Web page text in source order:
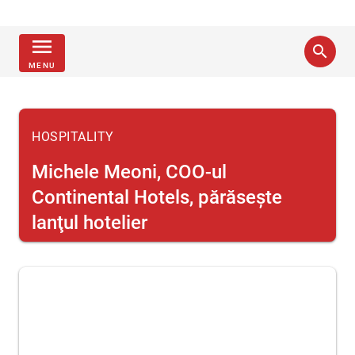
menu
MENU
search
HOSPITALITY
Michele Meoni, COO-ul
Continental Hotels, părăseşte
lanţul hotelier